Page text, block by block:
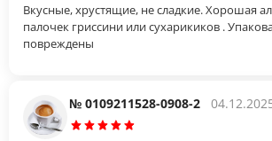
Вкусные, хрустящие, не сладкие. Хорошая
палочек гриссини или сухарикиков .
повреждены
№ 0109211528-0908-2